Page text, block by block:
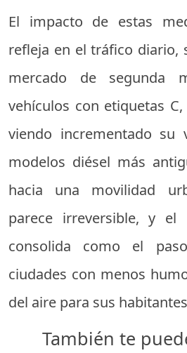
El impacto de estas
refleja en el tráfico diario,
mercado de segunda
vehículos con etiquetas
viendo incrementado
modelos diésel más
hacia una movilidad
parece irreversible, y
consolida como el
ciudades con menos
del aire para sus
También te